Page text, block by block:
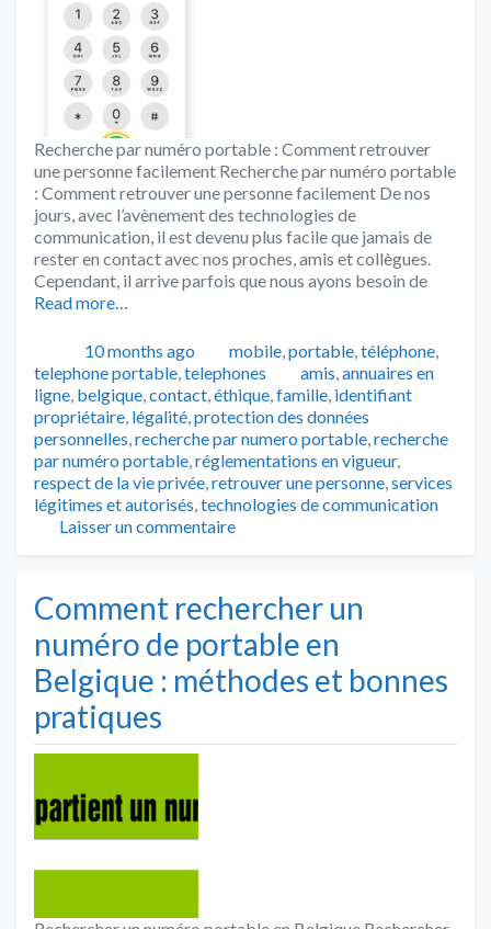
Recherche par numéro portable : Comment retrouver
une personne facilement Recherche par numéro portable
: Comment retrouver une personne facilement De nos
jours, avec l’avènement des technologies de
communication, il est devenu plus facile que jamais de
rester en contact avec nos proches, amis et collègues.
Cependant, il arrive parfois que nous ayons besoin de
Read more…
Publié10 months ago Catégories
mobile,portable,téléphone,
telephone portable,telephones Tags
amis,annuaires en
ligne, belgique,contact,éthique,famille, identifiant
propriétaire, légalité,protection des données
personnelles,recherche par numero portable,recherche
par numéro portable,réglementations en vigueur,
respect de la vie privée,retrouver une personne,services
légitimes et autorisés,technologies de communication
Laisser un commentaire
Comment rechercher un
numéro de portable en
Belgique : méthodes et bonnes
pratiques